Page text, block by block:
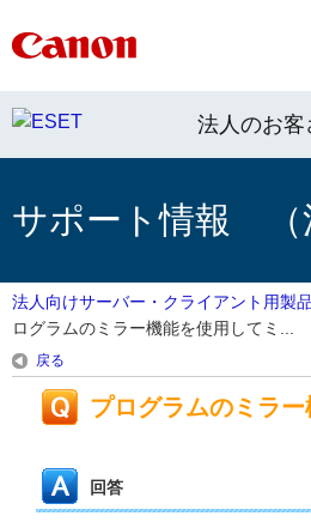
法人のお客
サポート情報 （
法人向けサーバー・クライアント用製
ログラムのミラー機能を使用してミ...
戻る
プログラムのミラ
回答